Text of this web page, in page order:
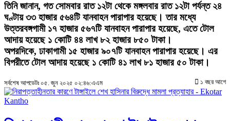
তিনি জানান, গত সোমবার রাত ১২টা থেকে মঙ্গলবার রাত ১২টা পর্যন্ত ২৪
ঘণ্টায় ৩৩ হাজার ৫৬৪টি যানবাহন পারাপার হয়েছে। তার মধ্যে
উত্তরবঙ্গগামী ১৭ হাজার ৫৬৭টি যানবাহন পারাপার হয়েছে, এতে টোল
আদায় হয়েছে ১ কোটি ৪৪ লাখ ৮২ হাজার ৮৫০ টাকা।
অপরদিকে, ঢাকাগামী ১৫ হাজার ৯০৭টি যানবাহন পারাপার হয়েছে। এর
বিপরীতে টোল আদায় হয়েছে ১ কোটি ৪১ লাখ ৮১ হাজার ৫০ টাকা।
সর্বশেষ আপডেটঃ ০৫. জুন ২০২৫ ০২:৪৬:এএম ১ বছর আগে